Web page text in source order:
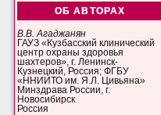
ОБ АВТОРАХ
В.В. Агаджанян
ГАУЗ «Кузбасский клинический
центр охраны здоровья
шахтеров», г. Ленинск-
Кузнецкий, Россия; ФГБУ
«ННИИТО им. Я.Л. Цивьяна»
Минздрава России, г.
Новосибирск
Россия